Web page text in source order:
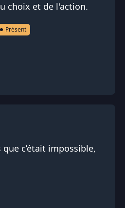
choix et de l'action.
Présent
c’était impossible,